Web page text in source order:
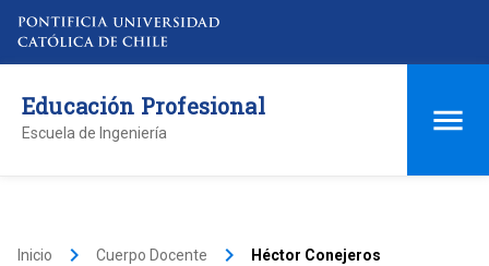
Educación Profesional
Escuela de Ingeniería
Inicio keyboard_arrow_right Cuerpo Docente keyboard_arrow_right Héctor Conejeros